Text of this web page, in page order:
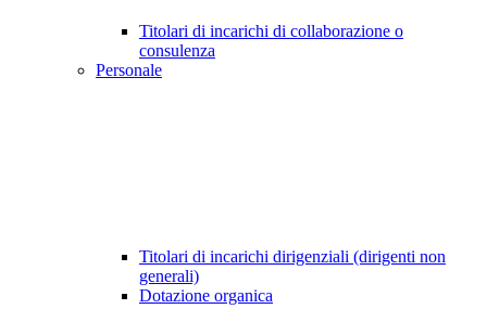
Titolari di incarichi di collaborazione o
consulenza
Personale
Titolari di incarichi dirigenziali (dirigenti non
generali)
Dotazione organica